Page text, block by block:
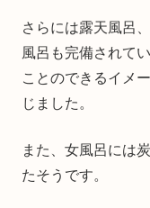
さらには露天風呂
風呂も完備されて
ことのできるイメ
じました。
また、女風呂には
たそうです。